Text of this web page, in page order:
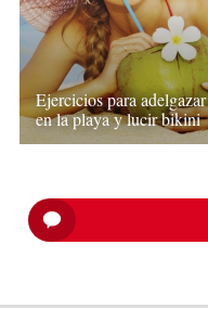
Ejercicios para adelgazar
en la playa y lucir bikini